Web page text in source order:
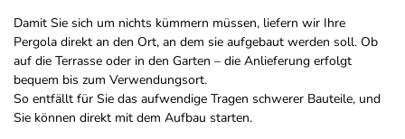
Damit Sie sich um nichts kümmern müssen, liefern wir Ihre
Pergola direkt an den Ort, an dem sie aufgebaut werden soll. Ob
auf die Terrasse oder in den Garten – die Anlieferung erfolgt
bequem bis zum Verwendungsort.
So entfällt für Sie das aufwendige Tragen schwerer Bauteile, und
Sie können direkt mit dem Aufbau starten.